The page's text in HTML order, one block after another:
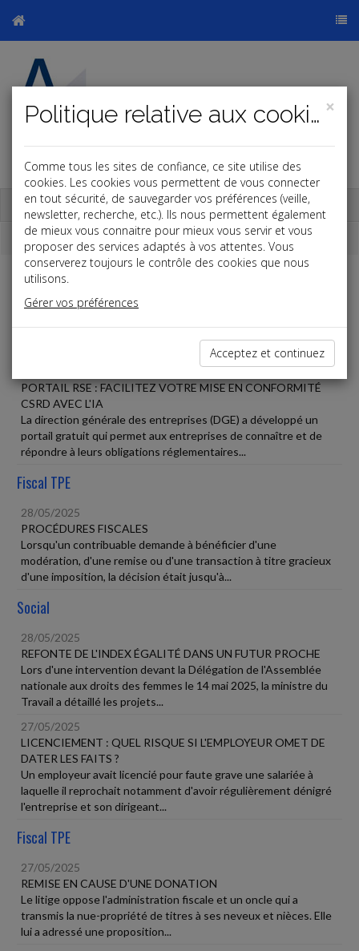
Base documentaire
Dépêches
Liste des dernières dépêches
PORTAIL RSE : FACILITEZ VOTRE MISE EN CONFORMITÉ
CSRD AVEC L'IA
La direction générale des entreprises (DGE) a développé un
portail gratuit qui permet aux entreprises de connaître et de
répondre à leurs obligations réglementaires...
Fiscal TPE
28/05/2025
PROCÉDURES FISCALES
Lorsqu'un contribuable demande à bénéficier d'une
modération, d'une remise ou d'une transaction à titre gracieux
d'une imposition, la décision était jusqu'à...
Social
28/05/2025
REFONTE DE L'INDEX ÉGALITÉ DANS UN FUTUR PROCHE
Lors d'une intervention devant la Délégation de l'Assemblée
nationale aux droits des femmes le 14 mai 2025, la ministre du
Travail a détaillé les projets...
27/05/2025
LICENCIEMENT : QUEL RISQUE SI L'EMPLOYEUR OMET DE
DATER LES FAITS ?
Un employeur avait licencié pour faute grave une salariée à
laquelle il reprochait notamment d'avoir régulièrement dénigré
l'entreprise et son dirigeant...
Fiscal TPE
27/05/2025
REMISE EN CAUSE D'UNE DONATION
Le litige oppose l'administration fiscale et un oncle qui a
transmis la nue-propriété de titres à ses neveux et nièces. Elle
lui a adressé une proposition...
×
Politique relative aux cookies
Comme tous les sites de confiance, ce site utilise des
cookies. Les cookies vous permettent de vous connecter
en tout sécurité, de sauvegarder vos préférences (veille,
newsletter, recherche, etc.). Ils nous permettent également
de mieux vous connaitre pour mieux vous servir et vous
proposer des services adaptés à vos attentes. Vous
conserverez toujours le contrôle des cookies que nous
utilisons.
Gérer vos préférences
Acceptez et continuez